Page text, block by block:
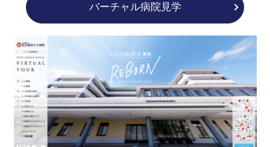
バーチャル病院見学